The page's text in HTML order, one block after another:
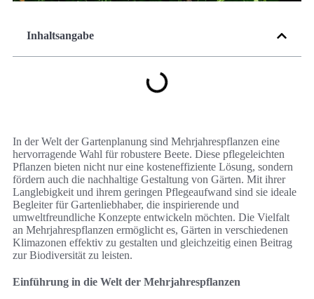
Inhaltsangabe
In der Welt der Gartenplanung sind Mehrjahrespflanzen eine
hervorragende Wahl für robustere Beete. Diese pflegeleichten
Pflanzen bieten nicht nur eine kosteneffiziente Lösung, sondern
fördern auch die nachhaltige Gestaltung von Gärten. Mit ihrer
Langlebigkeit und ihrem geringen Pflegeaufwand sind sie ideale
Begleiter für Gartenliebhaber, die inspirierende und
umweltfreundliche Konzepte entwickeln möchten. Die Vielfalt
an Mehrjahrespflanzen ermöglicht es, Gärten in verschiedenen
Klimazonen effektiv zu gestalten und gleichzeitig einen Beitrag
zur Biodiversität zu leisten.
Einführung in die Welt der Mehrjahrespflanzen